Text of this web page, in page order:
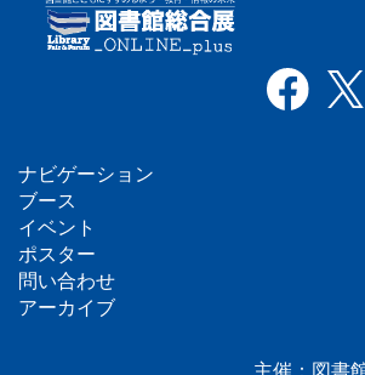
フ
ッ
タ
ナビゲーション
ブース
イベント
ポスター
問い合わせ
アーカイブ
主催：図書